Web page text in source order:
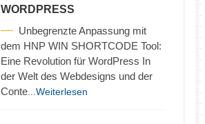
WORDPRESS
Unbegrenzte Anpassung mit
dem HNP WIN SHORTCODE Tool:
Eine Revolution für WordPress In
der Welt des Webdesigns und der
Conte ...Weiterlesen